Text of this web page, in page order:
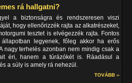
rá hallgatni?
a biztonságra és rendszeresen viszi
hogy ellenőrizzék rajta az alkatrészeket,
tesztet is elvégezzék rajta. Fontos
legyenek, főleg akkor ha erős
nagy terhelés azonban nem mindig csak a
éri, hanem a túrázókét is. Ráadásul a
a súly is amely rá nehezül.
TOVÁBB ››